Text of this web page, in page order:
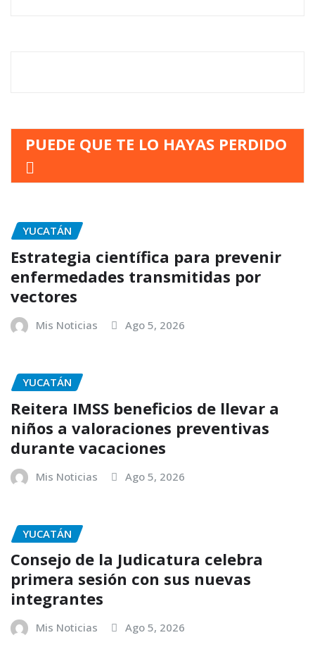
PUEDE QUE TE LO HAYAS PERDIDO
YUCATÁN
Estrategia científica para prevenir
enfermedades transmitidas por
vectores
Mis Noticias Ago 5, 2026
YUCATÁN
Reitera IMSS beneficios de llevar a
niños a valoraciones preventivas
durante vacaciones
Mis Noticias Ago 5, 2026
YUCATÁN
Consejo de la Judicatura celebra
primera sesión con sus nuevas
integrantes
Mis Noticias Ago 5, 2026